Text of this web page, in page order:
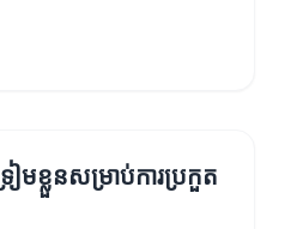
ៀមខ្លួនសម្រាប់ការប្រកួត